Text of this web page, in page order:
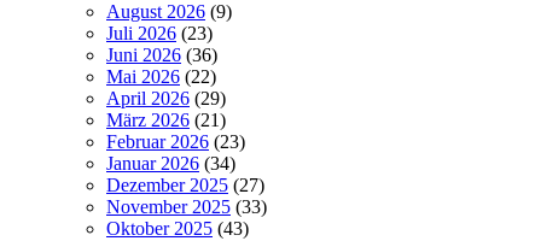
August 2026 (9)
Juli 2026 (23)
Juni 2026 (36)
Mai 2026 (22)
April 2026 (29)
März 2026 (21)
Februar 2026 (23)
Januar 2026 (34)
Dezember 2025 (27)
November 2025 (33)
Oktober 2025 (43)